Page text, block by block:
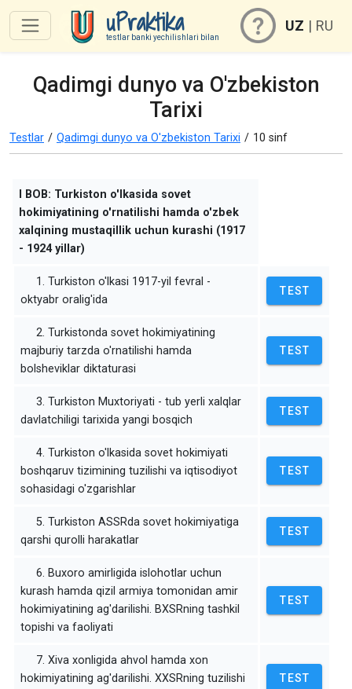
uPraktika
testlar banki yechilishlari bilan
UZ | RU
Qadimgi dunyo va O'zbekiston
Tarixi
Testlar / Qadimgi dunyo va O'zbekiston Tarixi / 10 sinf
I BOB: Turkiston o'lkasida sovet
hokimiyatining o'rnatilishi hamda o'zbek
xalqining mustaqillik uchun kurashi (1917
- 1924 yillar)
1. Turkiston o'lkasi 1917-yil fevral -
oktyabr oralig'ida
TEST
2. Turkistonda sovet hokimiyatining
majburiy tarzda o'rnatilishi hamda
bolsheviklar diktaturasi
TEST
3. Turkiston Muxtoriyati - tub yerli xalqlar
davlatchiligi tarixida yangi bosqich
TEST
4. Turkiston o'lkasida sovet hokimiyati
boshqaruv tizimining tuzilishi va iqtisodiyot
sohasidagi o'zgarishlar
TEST
5. Turkiston ASSRda sovet hokimiyatiga
qarshi qurolli harakatlar
TEST
6. Buxoro amirligida islohotlar uchun
kurash hamda qizil armiya tomonidan amir
hokimiyatining ag'darilishi. BXSRning tashkil
topishi va faoliyati
TEST
7. Xiva xonligida ahvol hamda xon
hokimiyatining ag'darilishi. XXSRning tuzilishi
TEST